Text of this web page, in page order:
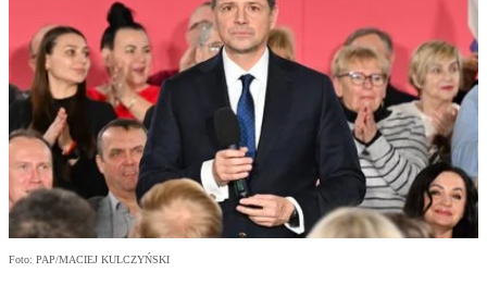
Foto: PAP/MACIEJ KULCZYŃSKI